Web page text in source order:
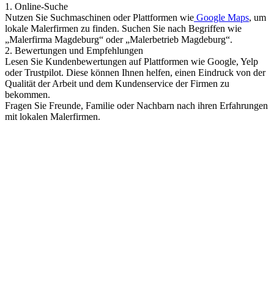
1. Online-Suche
Nutzen Sie Suchmaschinen oder Plattformen wie Google Maps, um
lokale Malerfirmen zu finden. Suchen Sie nach Begriffen wie
„Malerfirma Magdeburg“ oder „Malerbetrieb Magdeburg“.
2. Bewertungen und Empfehlungen
Lesen Sie Kundenbewertungen auf Plattformen wie Google, Yelp
oder Trustpilot. Diese können Ihnen helfen, einen Eindruck von der
Qualität der Arbeit und dem Kundenservice der Firmen zu
bekommen.
Fragen Sie Freunde, Familie oder Nachbarn nach ihren Erfahrungen
mit lokalen Malerfirmen.